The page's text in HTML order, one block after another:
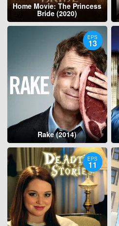
Home Movie: The Princess
Bride (2020)
EPS
13
Rake (2014)
EPS
11